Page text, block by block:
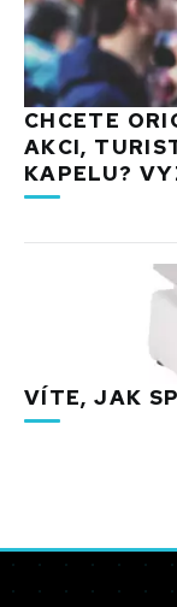
CHCETE
AKCI,
KAPELU?
VÍTE, JAK